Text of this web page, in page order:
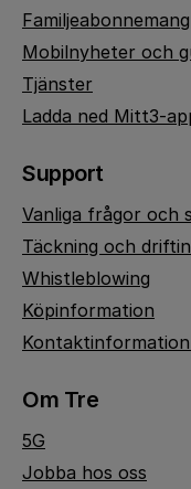
Familjeabonnemang
Mobilnyheter och
Tjänster
Ladda ned Mitt3-
Support
Vanliga frågor och
Täckning och
Whistleblowing
Köpinformation
Om Tre
5G
Jobba hos oss